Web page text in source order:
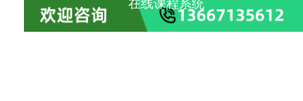
在线课程系统